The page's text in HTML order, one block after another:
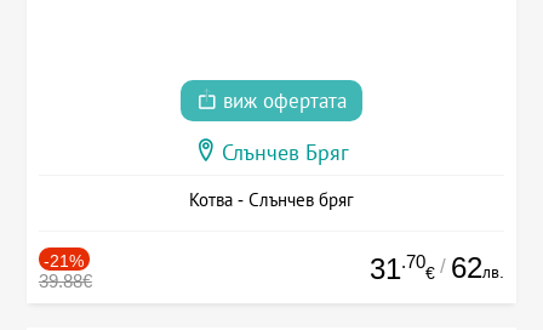
виж офертата
Слънчев Бряг
Котва - Слънчев бряг
-21%
39.88€ 31.70
€ / 62лв.